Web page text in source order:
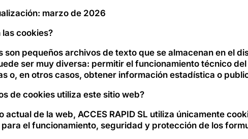
marzo de 2026
las cookies?
son pequeños archivos de texto que se almacenan en el
ser muy diversa: permitir el funcionamiento técnico
o, en otros casos, obtener información estadística o
de cookies utiliza este sitio web?
actual de la web, ACCES RAPID SL utiliza únicamente
el funcionamiento, seguridad y protección de los